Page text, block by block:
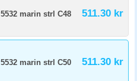
marin strl C48 511.30 kr
marin strl C50 511.30 kr